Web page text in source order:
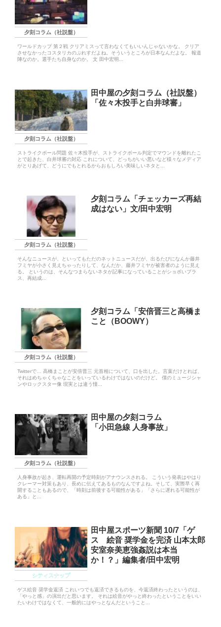
夕刻コラム（社説盤）
ワールドカップ 第２戦 クリアミスって言わなくてもいいんじゃないかな。 クリア
させなかったコスタリカのぷれすだよね。そういうところが日本なんだよな。 報道
陣なのか。選手たち自身なのか。 文 田中宏明...
夕刻コラム（社説盤）
田中屋の夕刻コラム（社説盤）
「佐々木投手と白井球審」
ストライクボール問題 佐々木投手が、ストライクボール判定でマウンドを離れたこ
とで起きた、白井球審の対応 これについて、どっちがいい悪いなど様々なメディア
がとりあげて、どうにでもとれるからおもしろい美味しいネタと...
夕刻コラム（社説盤）
夕刻コラム「チェッカーズ再結
成はない」文/田中宏明
そんなニュースが、といってもただのネットニュースだが、出るたびになんか藤井
フミヤが小さく見えちゃったりして、なんだか、藤井フミヤが被害者のように見え
る。 というのは、そんなつまらないネタが記事になっていることがショボいプラ
ス、再結成...
夕刻コラム（社説盤）
夕刻コラム「安倍晋三と高橋ま
こと（BOOWY）
Twitterで… 高橋まことが安倍晋三 元首相について、口を出した。言葉だけとれば、
それはめちゃくちゃなことをいっているわけではないのだけど。 僕のミュージシャ
ンやロックスター像 現実とは違う憧...
夕刻コラム（社説盤）
田中屋の夕刻コラム
「小田急線 人身事故」
人身事故が起き、運転再開の予定時刻がアナウンスされる。 こういう発表はやはり
クレーマー対策もあり、長めに伝えてあるものなんですよね。そして、実際早く再
開することもあるので、「時刻は前後する可能性がある」「さらに遅れる可能性が
ある」と...
シティスナップ
田中屋スポーツ新聞 10/7「ゲ
ス 絵音 奨学金を完済 山本太郎
安室奈美恵強姦説は本当
か！？」編集者/田中宏明
ゲス絵音 奨学金返済 これいつでも返済できるものを、今返済終わったというのは、
「やっと感」の演出だと思います。 それは絵音がやっと終わったということをいい
たいわけではなくて、一般的にはやっとなんだということ...